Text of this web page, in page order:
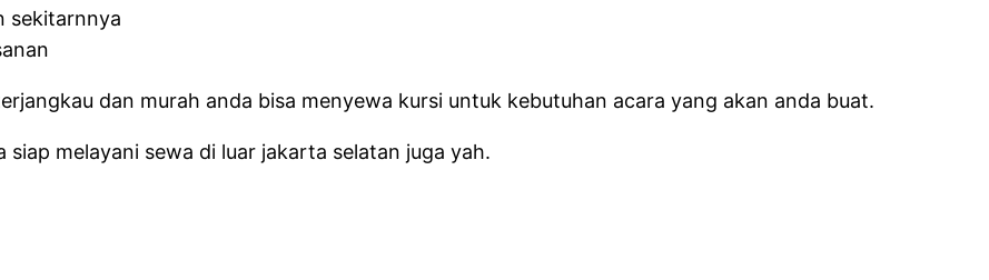
sekitarnnya
dan murah anda bisa menyewa kursi untuk kebutuhan acara yang akan anda buat.
melayani sewa di luar jakarta selatan juga yah.